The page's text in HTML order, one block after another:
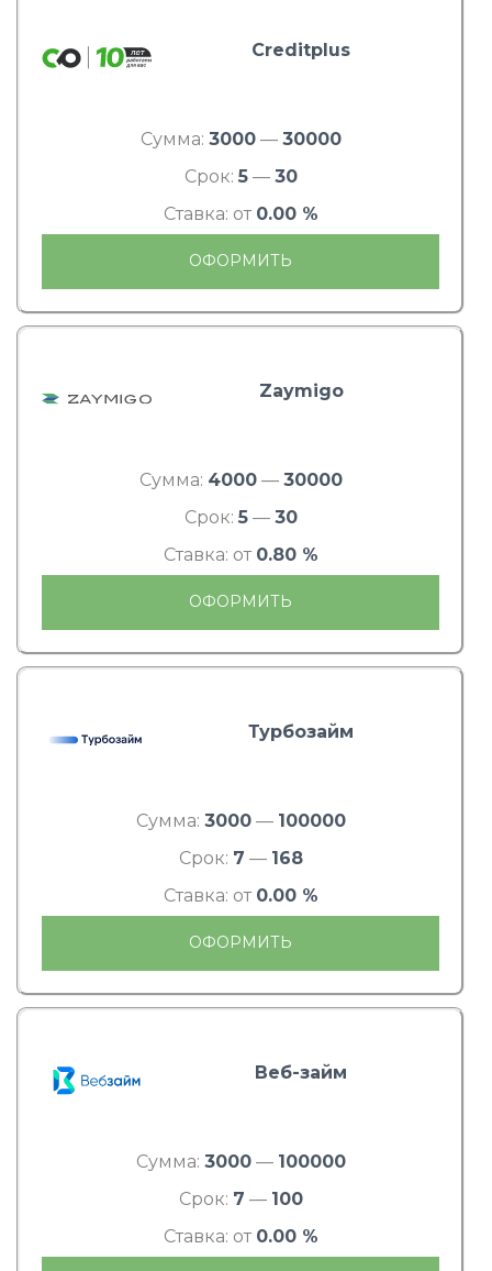
Creditplus
Сумма: 3000— 30000
Срок: 5— 30
Ставка: от 0.00 %
ОФОРМИТЬ
Zaymigo
Сумма: 4000— 30000
Срок: 5— 30
Ставка: от 0.80 %
ОФОРМИТЬ
Турбозайм
Сумма: 3000— 100000
Срок: 7 — 168
Ставка: от 0.00 %
ОФОРМИТЬ
Веб-займ
Сумма: 3000— 100000
Срок: 7 — 100
Ставка: от 0.00 %